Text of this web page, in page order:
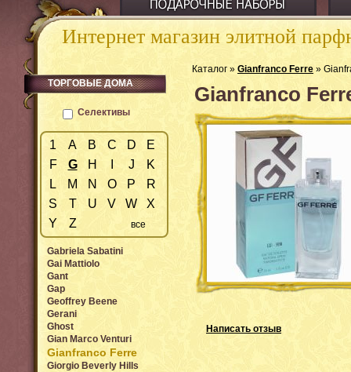
Интернет магазин элитной
Каталог » Gianfranco Ferre »
Gianfranco
Написать отзыв
ТОРГОВЫЕ ДОМА
Селективы
1 A B C D
E
F
G H J
K
L
M N O P
R
S
T U V W
X
Y
Z все
Gabriela Sabatini
Gai Mattiolo
Gant
Gap
Geoffrey Beene
Gerani
Ghost
Gian Marco Venturi
Gianfranco Ferre
Giorgio Beverly Hills